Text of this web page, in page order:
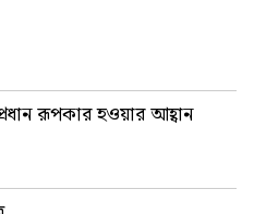
রূপকার হওয়ার আহ্বান